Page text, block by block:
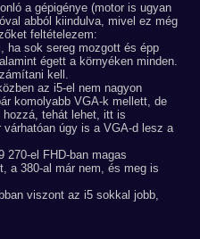
a gépigénye (motor is ugyan
abból kiindulva, mivel ez még
feltételezem:
ha sok sereg mozgott és épp
égett a környéken minden.
kell.
az i5-el nem nagyon
komolyabb VGA-k mellett, de
tehát lehet, itt is
úgy is a VGA-d lesz a
270-el FHD-ban magas
a 380-al már nem, és meg is
viszont az i5 sokkal jobb,